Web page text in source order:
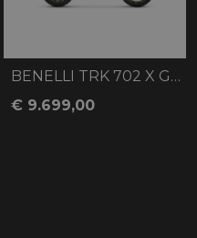
BENELLI TRK 702 X GROEN
€ 9.699,00